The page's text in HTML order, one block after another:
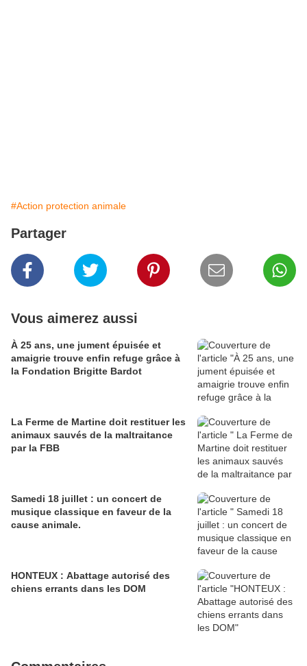
#Action protection animale
Partager
Vous aimerez aussi
À 25 ans, une jument épuisée et
amaigrie trouve enfin refuge grâce à
la Fondation Brigitte Bardot
La Ferme de Martine doit restituer les
animaux sauvés de la maltraitance
par la FBB
Samedi 18 juillet : un concert de
musique classique en faveur de la
cause animale.
HONTEUX : Abattage autorisé des
chiens errants dans les DOM